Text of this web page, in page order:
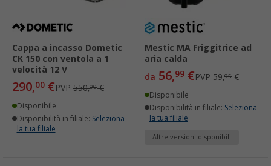
Cappa a incasso Dometic
CK 150 con ventola a 1
velocità 12 V
290,00 €PVP 550,00€
Disponibile
Disponibilità in filiale: Seleziona
la tua filiale
Mestic MA Friggitrice ad
aria calda
da 56,99 €PVP 59,95€
Disponibile
Disponibilità in filiale: Seleziona
la tua filiale
Altre versioni disponibili